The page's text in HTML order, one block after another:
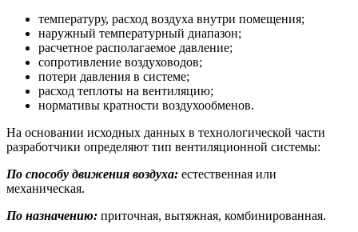
температуру, расход воздуха внутри помещения;
наружный температурный диапазон;
расчетное располагаемое давление;
сопротивление воздуховодов;
потери давления в системе;
расход теплоты на вентиляцию;
нормативы кратности воздухообменов.
На основании исходных данных в технологической части
разработчики определяют тип вентиляционной системы:
По способу движения воздуха: естественная или
механическая.
По назначению: приточная, вытяжная, комбинированная.